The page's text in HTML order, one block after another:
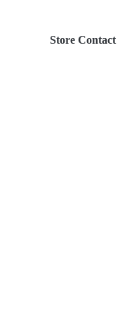
Store Contact